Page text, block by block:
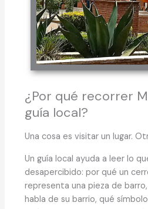
¿Por qué recorrer
guía local?
Una cosa es visitar un lugar.
Un guía local ayuda a leer lo
desapercibido: por qué un
representa una pieza de
habla de su barrio, qué